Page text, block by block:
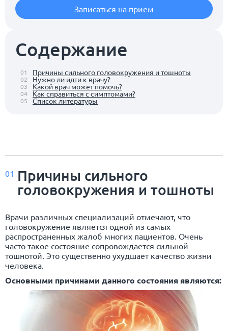
Содержание
01 Причины сильного головокружения и тошноты
02 Нужно ли идти к врачу?
03 Какой врач может помочь?
04 Как справиться с симптомами?
05 Список литературы
Записаться на прием
01 Причины сильного
головокружения и тошноты
Врачи различных специализаций отмечают, что
головокружение является одной из самых
распространенных жалоб многих пациентов. Очень
часто такое состояние сопровождается сильной
тошнотой. Это существенно ухудшает качество жизни
человека.
Основными причинами данного состояния являются: